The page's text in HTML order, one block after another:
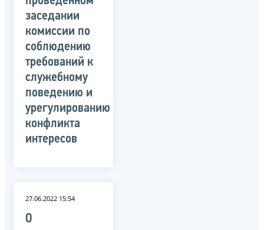
заседании
комиссии по
соблюдению
требований к
служебному
поведению и
урегулированию
конфликта
интересов
27.06.2022 15:54
О